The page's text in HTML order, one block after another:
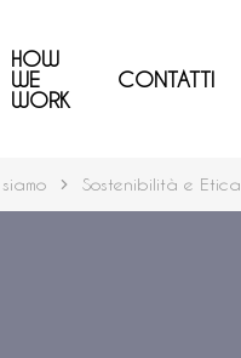
HOW
WE
WORK
CONTATTI
Sostenibilità e Etica